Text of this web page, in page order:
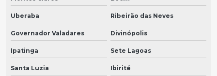
Uberaba Ribeirão das Neves
Governador Valadares Divinópolis
Ipatinga Sete Lagoas
Santa Luzia Ibirité